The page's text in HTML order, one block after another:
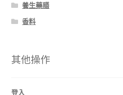
養生藥膳
香料
其他操作
登入